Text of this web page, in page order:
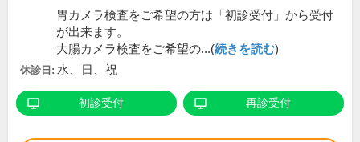
胃カメラ検査をご希望の方は「初診受付」から受付
が出来ます。
大腸カメラ検査をご希望の...(続きを読む)
休診日: 水、日、祝
初診受付 再診受付